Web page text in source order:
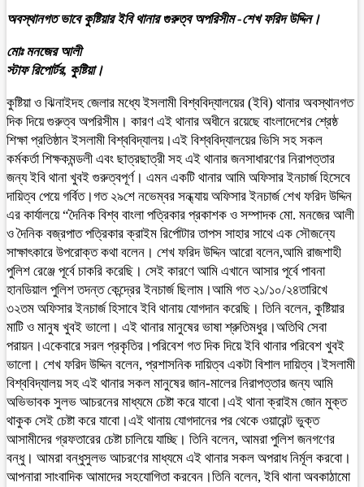
অবস্থানগত ভাবে কুষ্টিয়ার ইবি থানার গুরুত্ব অপরিসীম -শেখ ফরিদ উদ্দিন।
মোঃ মনজের আলী
স্টাফ রিপোর্টর, কুষ্টিয়া।
কুষ্টিয়া ও ঝিনাইদহ জেলার মধ্যে ইসলামী বিশ্ববিদ্যালয়ের (ইবি) থানার অবস্থানগত
দিক দিয়ে গুরুত্ব অপরিসীম। কারণ এই থানার অধীনে রয়েছে বাংলাদেশের শ্রেষ্ঠ
শিক্ষা প্রতিষ্ঠান ইসলামী বিশ্ববিদ্যালয়।এই বিশ্ববিদ্যালয়ের ভিসি সহ সকল
কর্মকর্তা শিক্ষকমন্ডলী এবং ছাত্রছাত্রী সহ এই থানার জনসাধারণের নিরাপত্তার
জন্য ইবি থানা খুবই গুরুত্বপূর্ণ। এমন একটি থানার আমি অফিসার ইনচার্জ হিসেবে
দায়িত্ব পেয়ে গর্বিত।গত ২৯শে নভেম্বর সন্ধ্যায় অফিসার ইনচার্জ শেখ ফরিদ উদ্দিন
এর কার্যালয়ে “দৈনিক বিশ্ব বাংলা পত্রিকার প্রকাশক ও সম্পাদক মো. মনজের আলী
ও দৈনিক বজ্রপাত পত্রিকার ক্রাইম রির্পোটার তাপস সাহার সাথে এক সৌজন্যে
সাক্ষাৎকারে উপরোক্ত কথা বলেন। শেখ ফরিদ উদ্দিন আরো বলেন,আমি রাজশাহী
পুলিশ রেঞ্জে পূর্বে চাকরি করেছি। সেই কারণে আমি এখানে আসার পূর্বে পাবনা
হানডিয়াল পুলিশ তদন্ত কেন্দ্রের ইনচার্জ ছিলাম।আমি গত ২১/১০/২৪তারিখে
৩২তম অফিসার ইনচার্জ হিসাবে ইবি থানায় যোগদান করেছি। তিনি বলেন, কুষ্টিয়ার
মাটি ও মানুষ খুবই ভালো। এই থানার মানুষের ভাষা শ্রুতিমধুর।অতিথি সেবা
পরায়ন।একেবারে সরল প্রকৃতির।পরিবেশ গত দিক দিয়ে ইবি থানার পরিবেশ খুবই
ভালো। শেখ ফরিদ উদ্দিন বলেন, প্রশাসনিক দায়িত্ব একটা বিশাল দায়িত্ব।ইসলামী
বিশ্ববিদ্যালয় সহ এই থানার সকল মানুষের জান-মালের নিরাপত্তার জন্য আমি
অভিভাবক সুলভ আচরনের মাধ্যমে চেষ্টা করে যাবো।এই থানা ক্রাইম জোন মুক্ত
থাকুক সেই চেষ্টা করে যাবো।এই থানায় যোগদানের পর থেকে ওয়ারেন্ট ভুক্ত
আসামীদের গ্রফতারের চেষ্টা চালিয়ে যাচ্ছি। তিনি বলেন, আমরা পুলিশ জনগণের
বন্ধু। আমরা বন্ধুসুলভ আচরণের মাধ্যমে এই থানার সকল অপরাধ নির্মূল করবো।
আপনারা সাংবাদিক আমাদের সহযোগিতা করবেন।তিনি বলেন, ইবি থানা অবকাঠামো